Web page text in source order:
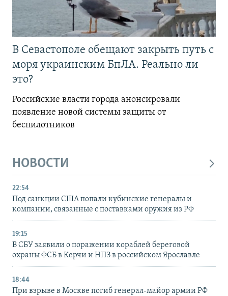
В Севастополе обещают закрыть путь с
моря украинским БпЛА. Реально ли
это?
Российские власти города анонсировали
появление новой системы защиты от
беспилотников
НОВОСТИ
22:54
Под санкции США попали кубинские генералы и
компании, связанные с поставками оружия из РФ
19:15
В СБУ заявили о поражении кораблей береговой
охраны ФСБ в Керчи и НПЗ в российском Ярославле
18:44
При взрыве в Москве погиб генерал-майор армии РФ